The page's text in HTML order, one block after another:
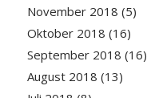
November 2018 (5)
Oktober 2018 (16)
September 2018 (16)
August 2018 (13)